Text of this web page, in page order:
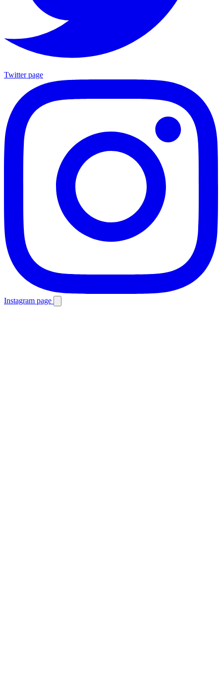
Twitter page
Instagram page